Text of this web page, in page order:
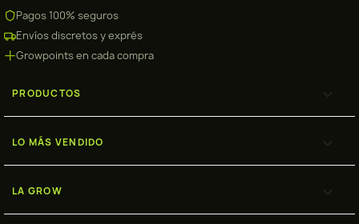
Pagos 100% seguros
Envíos discretos y exprés
Growpoints en cada compra
PRODUCTOS 
LO MÁS VENDIDO 
LA GROW 